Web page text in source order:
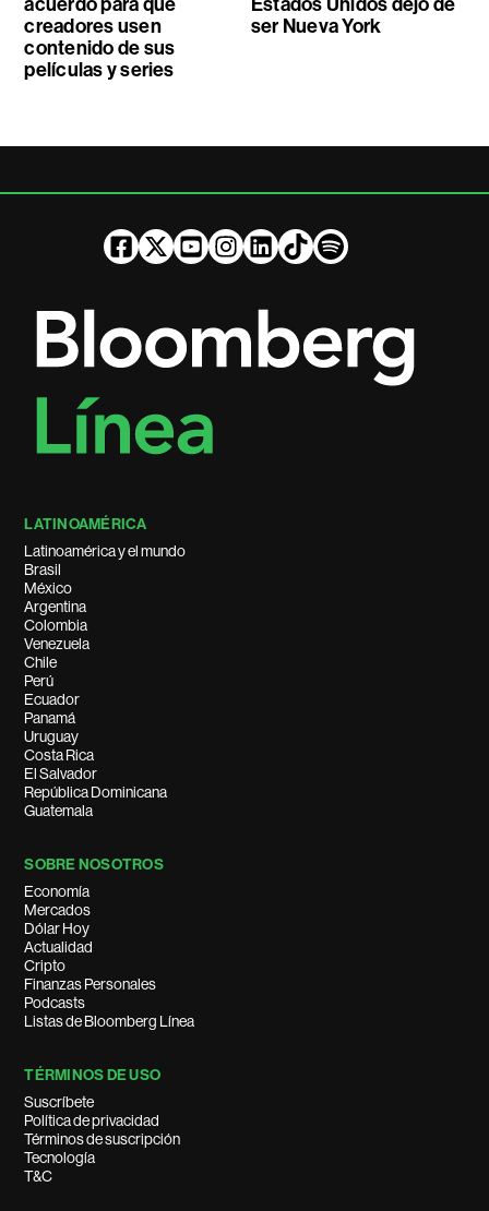
creadores usen
contenido de sus
películas y series
ser Nueva York
LATINOAMÉRICA
Latinoamérica y el mundo
Brasil
México
Argentina
Colombia
Venezuela
Chile
Perú
Ecuador
Panamá
Uruguay
Costa Rica
El Salvador
República Dominicana
Guatemala
SOBRE NOSOTROS
Economía
Mercados
Dólar Hoy
Actualidad
Cripto
Finanzas Personales
Podcasts
Listas de Bloomberg Línea
TÉRMINOS DE USO
Suscríbete
Política de privacidad
Términos de suscripción
Tecnología
T&C